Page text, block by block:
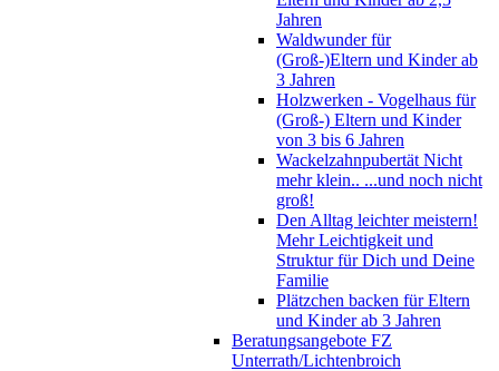
Jahren
Waldwunder für
(Groß-)Eltern und Kinder ab
3 Jahren
Holzwerken - Vogelhaus für
(Groß-) Eltern und Kinder
von 3 bis 6 Jahren
Wackelzahnpubertät Nicht
mehr klein.. ...und noch nicht
groß!
Den Alltag leichter meistern!
Mehr Leichtigkeit und
Struktur für Dich und Deine
Familie
Plätzchen backen für Eltern
und Kinder ab 3 Jahren
Beratungsangebote FZ
Unterrath/Lichtenbroich